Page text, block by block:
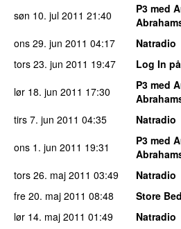
søn 10. jul 2011 21:40
P3 med
ons 29. jun 2011 04:17
Natradio
tors 23. jun 2011 19:47
Log In
lør 18. jun 2011 17:30
P3 med
tirs 7. jun 2011 04:35
Natradio
ons 1. jun 2011 19:31
P3 med
tors 26. maj 2011 03:49
Natradio
fre 20. maj 2011 08:48
Store
lør 14. maj 2011 01:49
Natradio